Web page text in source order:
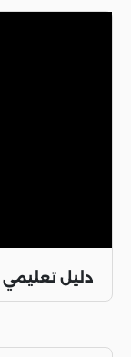
دليل تعليمي